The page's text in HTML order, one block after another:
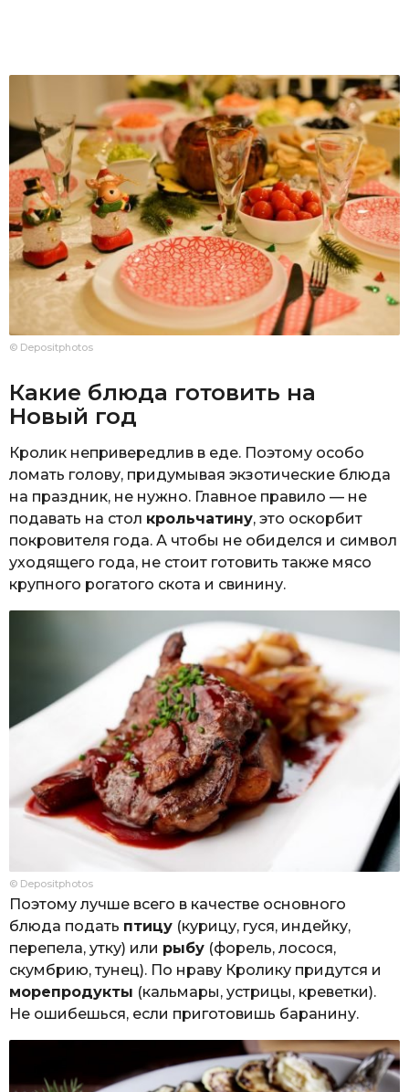
© Depositphotos
Какие блюда готовить на
Новый год
Кролик непривередлив в еде. Поэтому особо
ломать голову, придумывая экзотические блюда
на праздник, не нужно. Главное правило — не
подавать на стол крольчатину, это оскорбит
покровителя года. А чтобы не обиделся и символ
уходящего года, не стоит готовить также мясо
крупного рогатого скота и свинину.
© Depositphotos
Поэтому лучше всего в качестве основного
блюда подать птицу (курицу, гуся, индейку,
перепела, утку) или рыбу (форель, лосося,
скумбрию, тунец). По нраву Кролику придутся и
морепродукты (кальмары, устрицы, креветки).
Не ошибешься, если приготовишь баранину.